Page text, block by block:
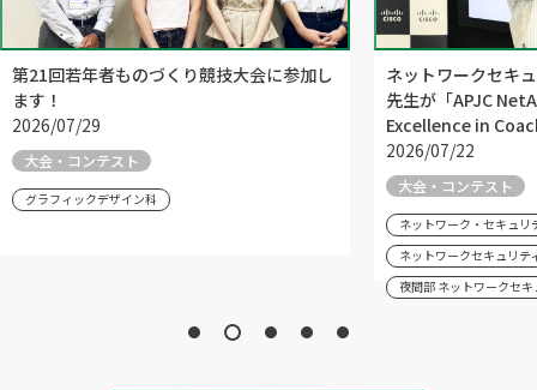
第21回若年者ものづくり競技大会に参加し
ます！
2026/07/29
大会・コンテスト
グラフィックデザイン科
ネットワークセキ
先生が「APJC
Excellence in
2026/07/22
大会・コンテスト
ネットワーク・セキュリ
ネットワークセキュリテ
夜間部 ネットワークセ